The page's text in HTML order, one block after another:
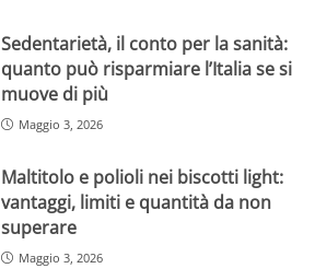
Sedentarietà, il conto per la sanità:
quanto può risparmiare l’Italia se si
muove di più
Maggio 3, 2026
Maltitolo e polioli nei biscotti light:
vantaggi, limiti e quantità da non
superare
Maggio 3, 2026